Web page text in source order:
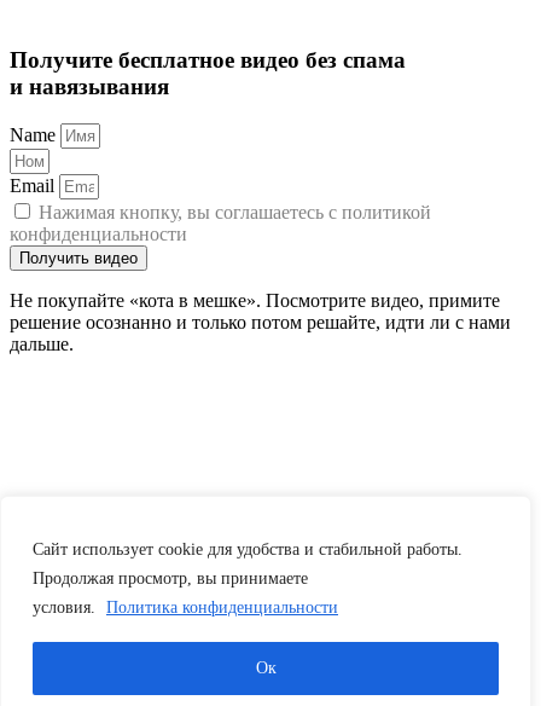
Сайт использует cookie для удобства и стабильной работы.
Продолжая просмотр, вы принимаете
условия.
Политика конфиденциальности
Ок
Получите бесплатное видео без спама
и навязывания
Name
Email
Нажимая кнопку, вы соглашаетесь с политикой
конфиденциальности
Получить видео
Не покупайте «кота в мешке». Посмотрите видео, примите
решение осознанно и только потом решайте, идти ли с нами
дальше.